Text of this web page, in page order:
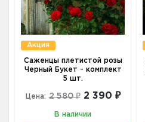
Акция
Саженцы плетистой розы
Черный Букет - комплект
5 шт.
Цена: 2 580 ₽ 2 390 ₽
В наличии